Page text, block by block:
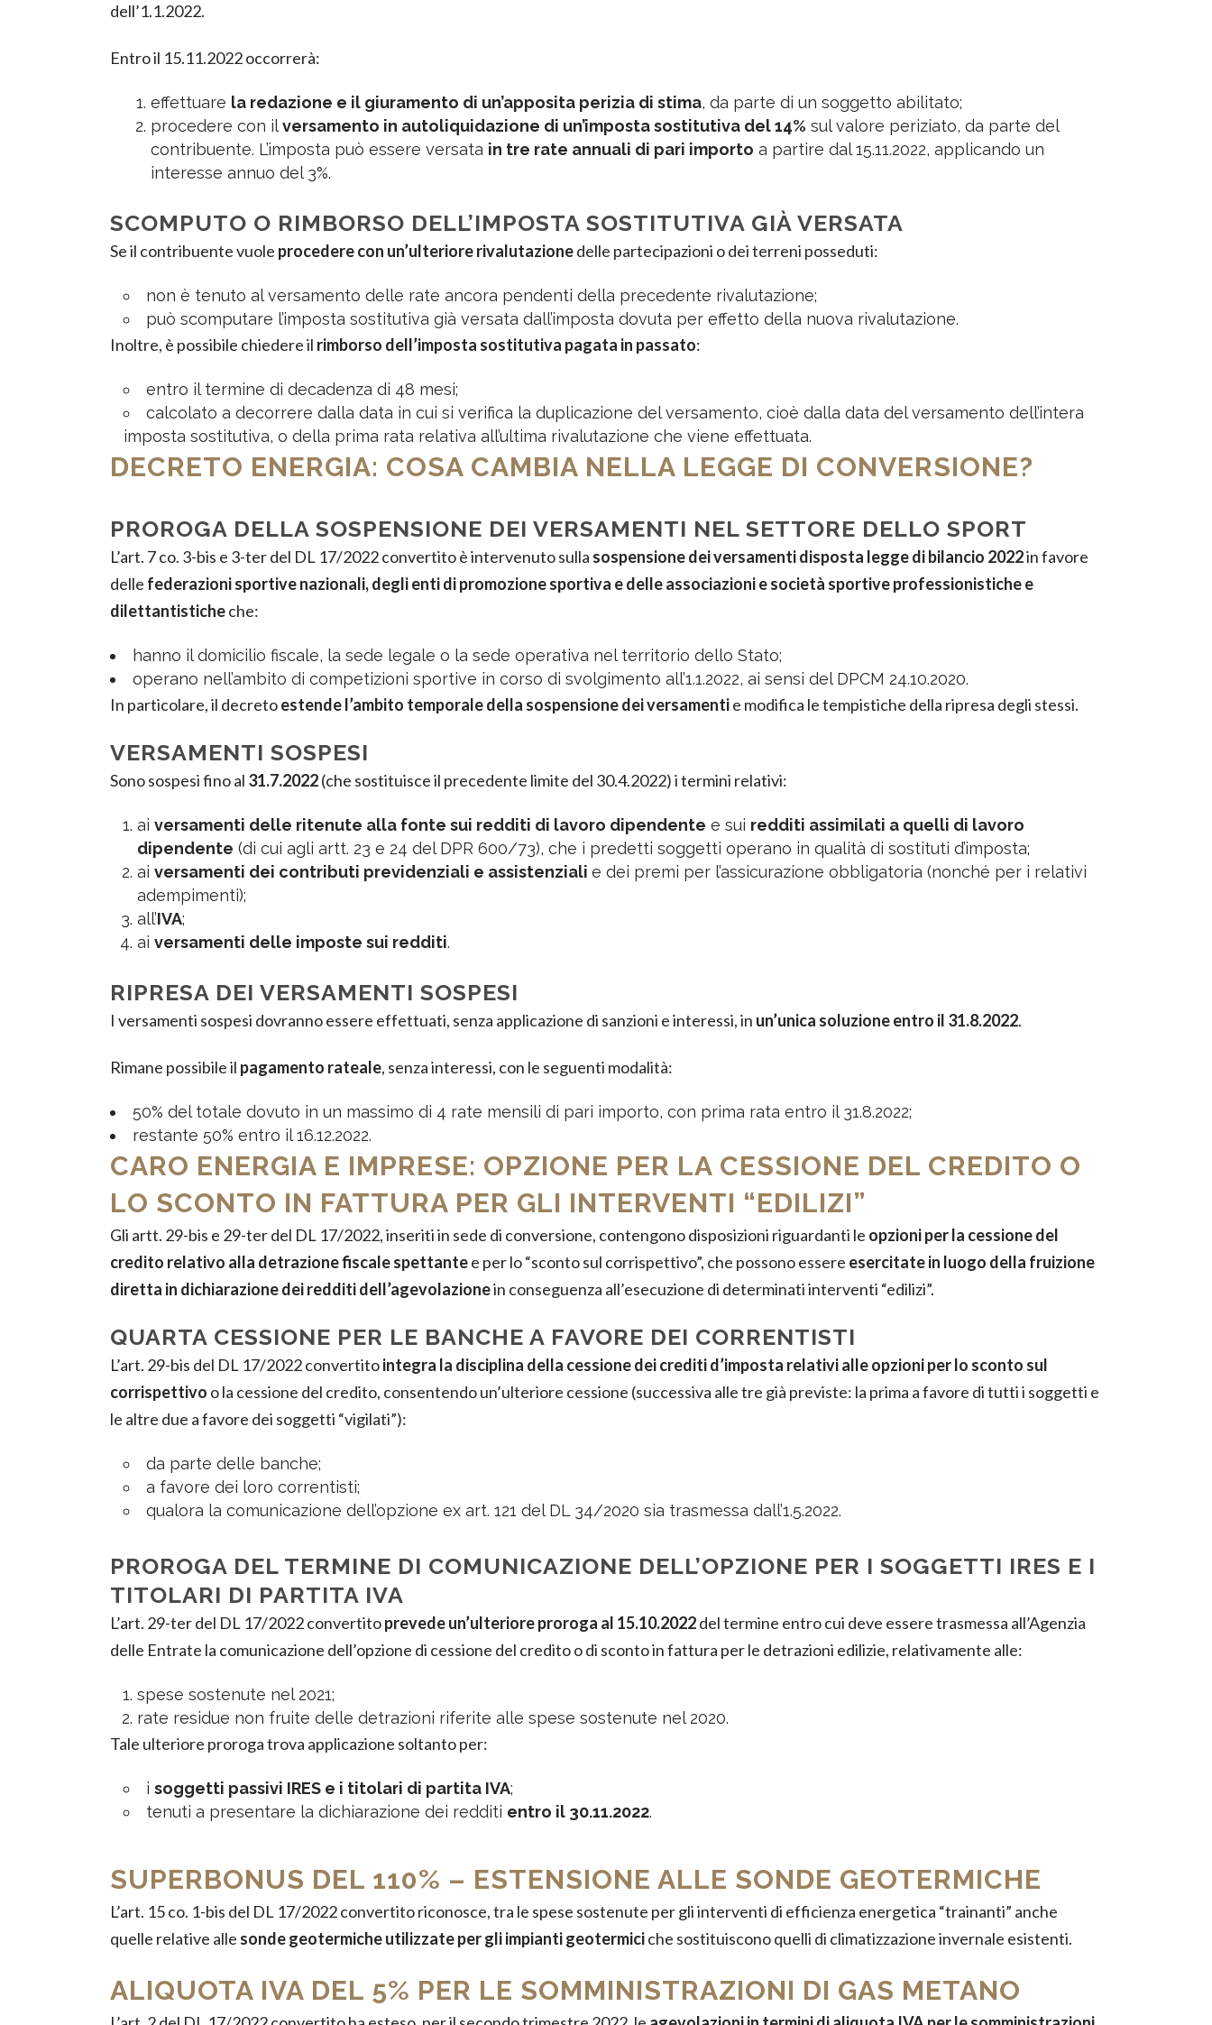
dell’1.1.2022.
Entro il 15.11.2022 occorrerà:
effettuare la redazione e il giuramento di un’apposita perizia di stima, da parte di un soggetto abilitato;
procedere con ilversamento in autoliquidazione di un’imposta sostitutiva del 14% sul valore periziato, da parte del
contribuente. L’imposta può essere versata in tre rate annuali di pari importo a partire dal 15.11.2022, applicando un
interesse annuo del 3%.
SCOMPUTO O RIMBORSO DELL’IMPOSTA SOSTITUTIVA GIÀ VERSATA
Se il contribuente vuole procedere con un’ulteriore rivalutazionedelle partecipazioni o dei terreni posseduti:
non è tenuto al versamento delle rate ancora pendenti della precedente rivalutazione;
può scomputare l’imposta sostitutiva già versata dall’imposta dovuta per effetto della nuova rivalutazione.
Inoltre, è possibile chiedere il rimborso dell’imposta sostitutiva pagata in passato:
entro il termine di decadenza di 48 mesi;
calcolato a decorrere dalla data in cui si verifica la duplicazione del versamento, cioè dalla data del versamento dell’intera
imposta sostitutiva, o della prima rata relativa all’ultima rivalutazione che viene effettuata.
DECRETO ENERGIA: COSA CAMBIA NELLA LEGGE DI CONVERSIONE?
PROROGA DELLA SOSPENSIONE DEI VERSAMENTI NEL SETTORE DELLO SPORT
L’art. 7 co. 3-bis e 3-ter del DL 17/2022 convertito è intervenuto sulla sospensione dei versamenti disposta legge di bilancio 2022in favore
delle federazioni sportive nazionali, degli enti di promozione sportiva e delle associazioni e società sportive professionistiche e
dilettantisticheche:
hanno il domicilio fiscale, la sede legale o la sede operativa nel territorio dello Stato;
operano nell’ambito di competizioni sportive in corso di svolgimento all’1.1.2022, ai sensi del DPCM 24.10.2020.
In particolare, il decretoestende l’ambito temporale della sospensione dei versamentie modifica le tempistiche della ripresa degli stessi.
VERSAMENTI SOSPESI
Sono sospesi fino al 31.7.2022(che sostituisce il precedente limite del 30.4.2022) i termini relativi:
ai versamenti delle ritenute alla fonte sui redditi di lavoro dipendente e sui redditi assimilati a quelli di lavoro
dipendente (di cui agli artt. 23 e 24 del DPR 600/73), che i predetti soggetti operano in qualità di sostituti d’imposta;
ai versamenti dei contributi previdenziali e assistenziali e dei premi per l’assicurazione obbligatoria (nonché per i relativi
adempimenti);
all’IVA;
ai versamenti delle imposte sui redditi.
RIPRESA DEI VERSAMENTI SOSPESI
I versamenti sospesi dovranno essere effettuati, senza applicazione di sanzioni e interessi, in un’unica soluzione entro il 31.8.2022.
Rimane possibile il pagamento rateale, senza interessi, con le seguenti modalità:
50% del totale dovuto in un massimo di 4 rate mensili di pari importo, con prima rata entro il 31.8.2022;
restante 50% entro il 16.12.2022.
CARO ENERGIA E IMPRESE: OPZIONE PER LA CESSIONE DEL CREDITO O
LO SCONTO IN FATTURA PER GLI INTERVENTI “EDILIZI”
Gli artt. 29-bis e 29-ter del DL 17/2022, inseriti in sede di conversione, contengono disposizioni riguardanti le opzioni per la cessione del
credito relativo alla detrazione fiscalespettantee per lo “sconto sul corrispettivo”, che possono essere esercitate in luogo della fruizione
diretta in dichiarazione dei redditi dell’agevolazionein conseguenza all’esecuzione di determinati interventi “edilizi”.
QUARTA CESSIONE PER LE BANCHE A FAVORE DEI CORRENTISTI
L’art. 29-bis del DL 17/2022 convertitointegra la disciplina della cessione dei crediti d’imposta relativi alle opzioni per lo sconto sul
corrispettivo o la cessione del credito, consentendo un’ulteriore cessione (successiva alle tre già previste: la prima a favore di tutti i soggetti e
le altre due a favore dei soggetti “vigilati”):
da parte delle banche;
a favore dei loro correntisti;
qualora la comunicazione dell’opzione ex art. 121 del DL 34/2020 sia trasmessa dall’1.5.2022.
PROROGA DEL TERMINE DI COMUNICAZIONE DELL’OPZIONE PER I SOGGETTI IRES E I
TITOLARI DI PARTITA IVA
L’art. 29-ter del DL 17/2022 convertitoprevede un’ulteriore proroga al 15.10.2022del termine entro cui deve essere trasmessa all’Agenzia
delle Entrate la comunicazione dell’opzione di cessione del credito o di sconto in fattura per le detrazioni edilizie, relativamente alle:
spese sostenute nel 2021;
rate residue non fruite delle detrazioni riferite alle spese sostenute nel 2020.
Tale ulteriore proroga trova applicazione soltanto per:
i soggetti passivi IRES e i titolari di partita IVA;
tenuti a presentare la dichiarazione dei redditi entro il 30.11.2022.
SUPERBONUS DEL 110% – ESTENSIONE ALLE SONDE GEOTERMICHE
L’art. 15 co. 1-bis del DL 17/2022 convertito riconosce, tra le spese sostenute per gli interventi di efficienza energetica “trainanti” anche
quelle relative alle sonde geotermiche utilizzate per gli impianti geotermiciche sostituiscono quelli di climatizzazione invernale esistenti.
ALIQUOTA IVA DEL 5% PER LE SOMMINISTRAZIONI DI GAS METANO